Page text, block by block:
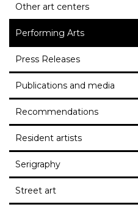
Other art centers
Performing Arts
Press Releases
Publications and media
Recommendations
Resident artists
Serigraphy
Street art